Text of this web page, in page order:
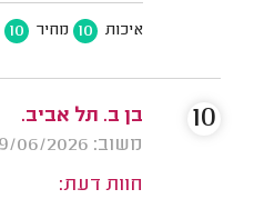
איכות 10 מחיר 10
בן ב. תל אביב.
משוב: 09/06/2026
חוות דעת:
10